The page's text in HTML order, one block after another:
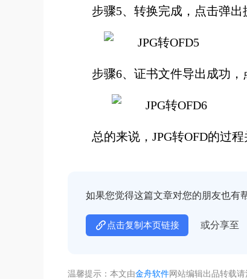
步骤5、转换完成，点击弹出
步骤6、证书文件导出成功，
总的来说，JPG转OFD的过
如果您觉得这篇文章对您的朋友也有
点击复制本页链接 或分享至
温馨提示：本文由金舟软件网站编辑出品转载